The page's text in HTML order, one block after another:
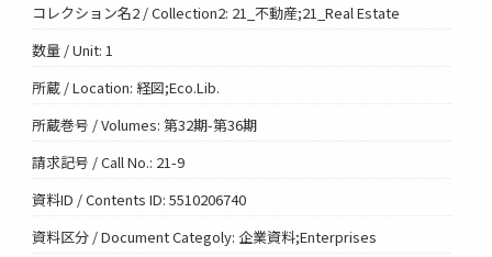
コレクション名2 / Collection2: 21_不動産;21_Real Estate
数量 / Unit: 1
所蔵 / Location: 経図;Eco.Lib.
所蔵巻号 / Volumes: 第32期-第36期
請求記号 / Call No.: 21-9
資料ID / Contents ID: 5510206740
資料区分 / Document Categoly: 企業資料;Enterprises